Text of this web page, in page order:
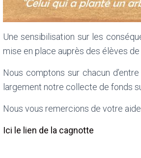
Une sensibilisation sur les
mise en place auprès des élèves
Nous comptons sur chacun
largement notre collecte de fonds
Nous vous remercions de votre
Ici le lien de la cagnotte